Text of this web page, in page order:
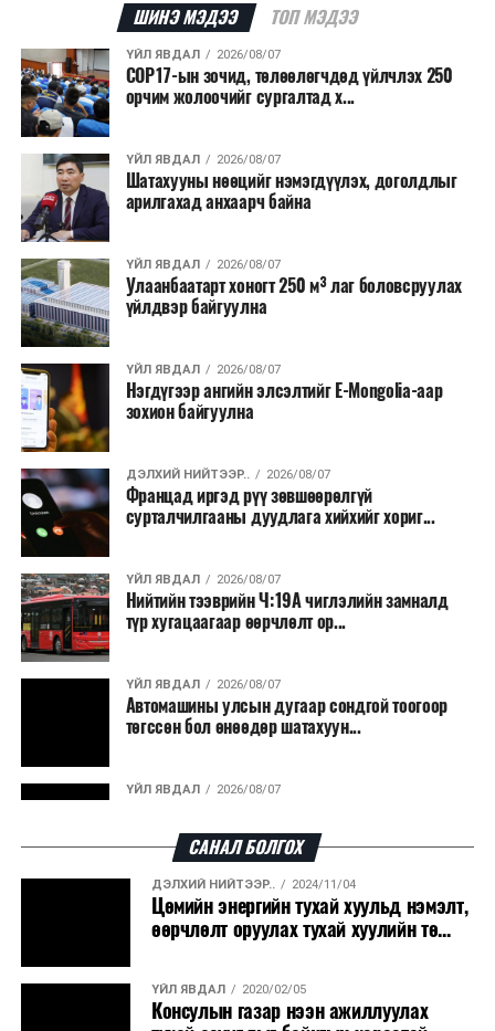
шалтгааныг үргэлжлүүлэн тогтоож байгаа бөгөөд
аянгын улмаас үүсээгүй гэж үзэж байгаа аж.
Одоогоор АНУ даяар 13 мужид 90 гаруй томоохон ой,
хээрийн түймэр идэвхтэй үргэлжилж байгаагийн
талаас илүү нь Орегон болон Вашингтон мужид
бүртгэгдсэн байна. Цаг уурын байгууллагууд ойрын
өдрүүдэд агаарын температур дахин огцом
нэмэгдэж, хуурайшилт эрчимжих төлөвтэй байгааг
анхааруулсан бөгөөд энэ нь гал унтраах ажиллагаанд
шинэ сорилт учруулж болзошгүйг онцолжээ.
ШИНЭ МЭДЭЭ ТОП МЭДЭЭ
ҮЙЛ ЯВДАЛ 2026/08/07
COP17-ын зочид, төлөөлөгчдөд үйлчлэх 250
орчим жолоочийг сургалтад х...
ҮЙЛ ЯВДАЛ 2026/08/07
Шатахууны нөөцийг нэмэгдүүлэх, доголдлыг
арилгахад анхаарч байна
ҮЙЛ ЯВДАЛ 2026/08/07
Улаанбаатарт хоногт 250 м³ лаг боловсруулах
үйлдвэр байгуулна
ҮЙЛ ЯВДАЛ 2026/08/07
Нэгдүгээр ангийн элсэлтийг E-Mongolia-аар
зохион байгуулна
ДЭЛХИЙ НИЙТЭЭР.. 2026/08/07
Францад иргэд рүү зөвшөөрөлгүй
сурталчилгааны дуудлага хийхийг хориг...
ҮЙЛ ЯВДАЛ 2026/08/07
Нийтийн тээврийн Ч:19А чиглэлийн замналд
түр хугацаагаар өөрчлөлт ор...
ҮЙЛ ЯВДАЛ 2026/08/07
Автомашины улсын дугаар сондгой тоогоор
төгссөн бол өнөөдөр шатахуун...
ҮЙЛ ЯВДАЛ 2026/08/07
ДЭЛХИЙ НИЙТЭЭР..
“Уралдронзавод” компанийн ерөнхий
захирлын автомашиныг дэлбэлжээ...
ҮЙЛ ЯВДАЛ
Сүхбаатар боомтоор тав хоногт 10 мянга гаруй
САНАЛ БОЛГОХ
ДЭЛХИЙ НИЙТЭЭР.. 2024/11/04
Цөмийн энергийн тухай хуульд нэмэлт,
өөрчлөлт оруулах тухай хуулийн тө...
ҮЙЛ ЯВДАЛ 2020/02/05
Консулын газар нээн ажиллуулах